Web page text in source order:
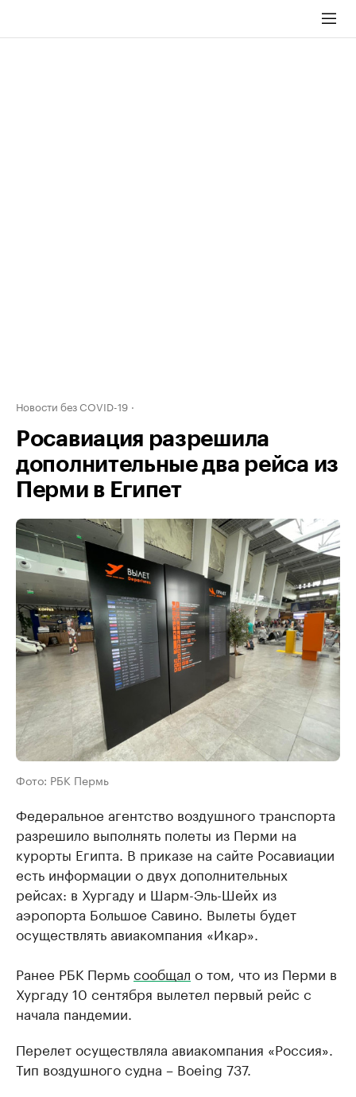
Новости без COVID-19
Росавиация разрешила
дополнительные два рейса из
Перми в Египет
Фото: РБК Пермь
Федеральное агентство воздушного транспорта
разрешило выполнять полеты из Перми на
курорты Египта. В приказе на сайте Росавиации
есть информации о двух дополнительных
рейсах: в Хургаду и Шарм-Эль-Шейх из
аэропорта Большое Савино. Вылеты будет
осуществлять авиакомпания «Икар».
Ранее РБК Пермьсообщал о том, что из Перми в
Хургаду 10 сентября вылетел первый рейс с
начала пандемии.
Перелет осуществляла авиакомпания «Россия».
Тип воздушного судна – Boeing 737.